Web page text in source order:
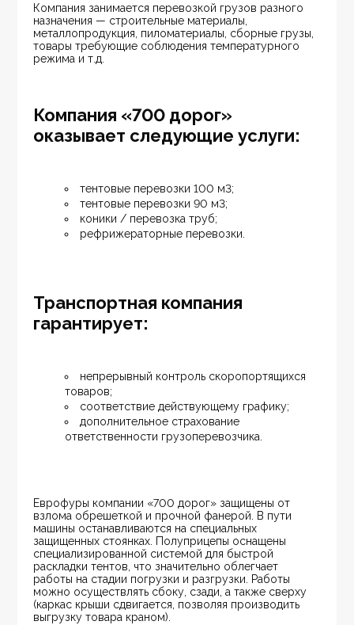
Компания занимается перевозкой грузов разного
назначения — строительные материалы,
металлопродукция, пиломатериалы, сборные грузы,
товары требующие соблюдения температурного
режима и т.д.
Компания «700 дорог»
оказывает следующие услуги:
тентовые перевозки 100 м3;
тентовые перевозки 90 м3;
коники / перевозка труб;
рефрижераторные перевозки.
Транспортная компания
гарантирует:
непрерывный контроль скоропортящихся
товаров;
соответствие действующему графику;
дополнительное страхование
ответственности грузоперевозчика.
Еврофуры компании «700 дорог» защищены от
взлома обрешеткой и прочной фанерой. В пути
машины останавливаются на специальных
защищенных стоянках. Полуприцепы оснащены
специализированной системой для быстрой
раскладки тентов, что значительно облегчает
работы на стадии погрузки и разгрузки. Работы
можно осуществлять сбоку, сзади, а также сверху
(каркас крыши сдвигается, позволяя производить
выгрузку товара краном).